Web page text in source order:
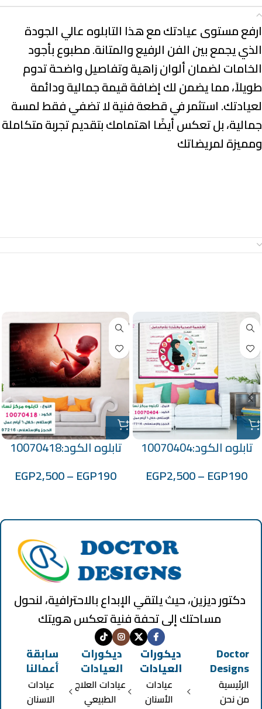
ارفع مستوى عيادتك مع هذا التابلوه عالي الجودة
الذي يجمع بين الفن الرفيع والمتانة. مطبوع بأجود
الخامات لضمان ألوان زاهية وتفاصيل واضحة تدوم
طويلاً، مما يضمن لك إضافة قيمة جمالية ودائمة
لعيادتك. استثمر في قطعة فنية لا تضفي فقط لمسة
جمالية، بل تعكس أيضًا اهتمامك بتقديم تجربة متكاملة
ومميزة لمريضاتك
تابلوه الكود:10070404
EGP190
–
EGP2,500
تابلوه الكود:10070418
EGP190
–
EGP2,500
دكتور ديزين، حيث يلتقي الإبداع بالاحترافية، لنحول
مساحتك إلى تحفة فنية تعكس هويتك
Doctor
Designs
الرئيسية
من نحن
ديكورات
العيادات
عيادات
الأسنان
ديكورات
العيادات
عيادات العلاج
الطبيعي
سابقة
أعمالنا
عيادات
الاسنان